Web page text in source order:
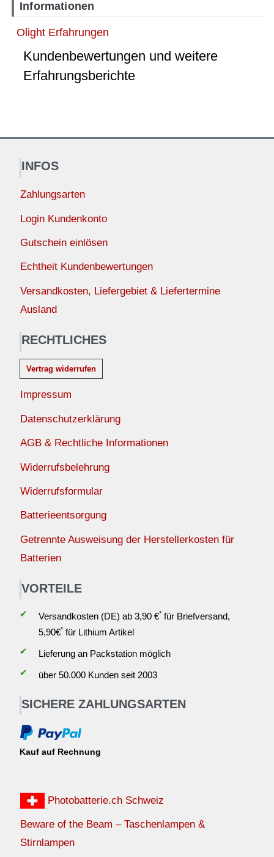
Informationen
Olight Erfahrungen
Kundenbewertungen und weitere
Erfahrungsberichte
INFOS
Zahlungsarten
Login Kundenkonto
Gutschein einlösen
Echtheit Kundenbewertungen
Versandkosten, Liefergebiet & Liefertermine
Ausland
RECHTLICHES
Vertrag widerrufen
Impressum
Datenschutzerklärung
AGB & Rechtliche Informationen
Widerrufsbelehrung
Widerrufsformular
Batterieentsorgung
Getrennte Ausweisung der Herstellerkosten für
Batterien
VORTEILE
✔ Versandkosten (DE) ab 3,90 €*für Briefversand,
5,90€*für Lithium Artikel
✔
Lieferung an Packstation möglich
✔
über 50.000 Kunden seit 2003
SICHERE ZAHLUNGSARTEN
Kauf auf Rechnung
Photobatterie.ch Schweiz
Beware of the Beam – Taschenlampen &
Stirnlampen